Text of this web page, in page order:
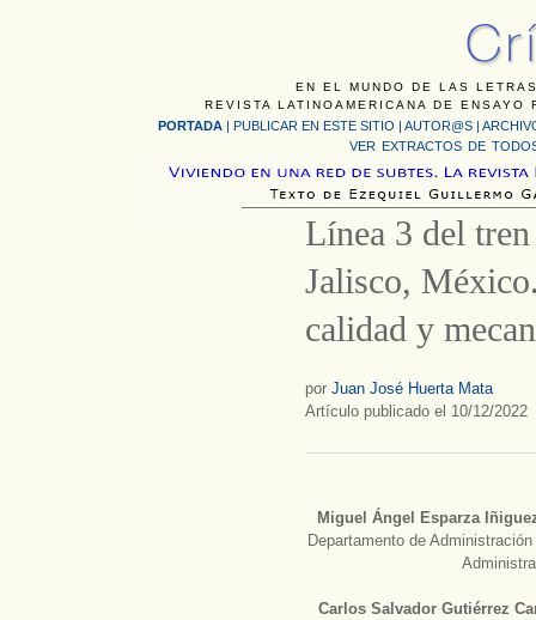
EN EL MUNDO DE LAS
REVISTA LATINOAMERICANA DE
PORTADA | PUBLICAR EN ESTE SITIO | AUTOR@S |
VER EXTRACTOS DE
Línea 3 del
Jalisco,
calidad y
por Juan José Huerta Mata
Artículo publicado el 10/12/2022
Miguel Ángel Esparza
Departamento de
Carlos Salvador Gutiérrez